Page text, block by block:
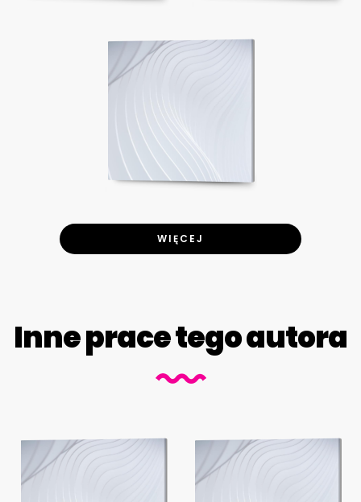
WIĘCEJ
Inne prace tego autora